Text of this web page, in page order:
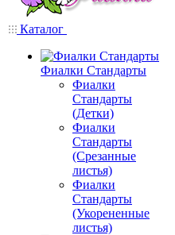
Каталог
Фиалки Стандарты
Фиалки
Стандарты
(Детки)
Фиалки
Стандарты
(Срезанные
листья)
Фиалки
Стандарты
(Укорененные
листья)